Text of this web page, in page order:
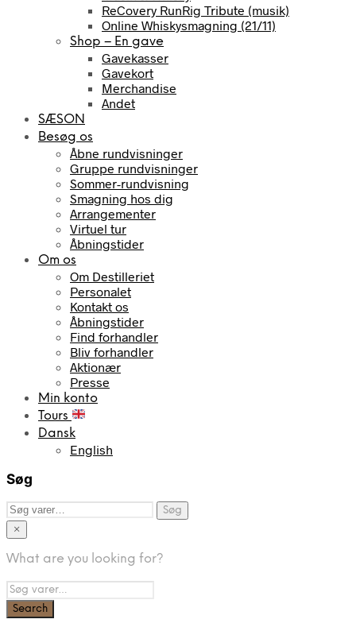
ReCovery RunRig Tribute (musik)
Online Whiskysmagning (21/11)
Shop – En gave
Gavekasser
Gavekort
Merchandise
Andet
SÆSON
Besøg os
Åbne rundvisninger
Gruppe rundvisninger
Sommer-rundvisning
Smagning hos dig
Arrangementer
Virtuel tur
Åbningstider
Om os
Om Destilleriet
Personalet
Kontakt os
Åbningstider
Find forhandler
Bliv forhandler
Aktionær
Presse
Min konto
Tours
Dansk
English
Søg
Søg
efter:
Søg
×
What are you looking for?